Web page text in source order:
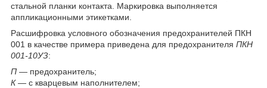
стальной планки контакта. Маркировка выполняется
аппликационными этикетками.
Расшифровка условного обозначения предохранителей ПКН
001 в качестве примера приведена для предохранителя ПКН
001-10УЗ:
П — предохранитель;
К— с кварцевым наполнителем;